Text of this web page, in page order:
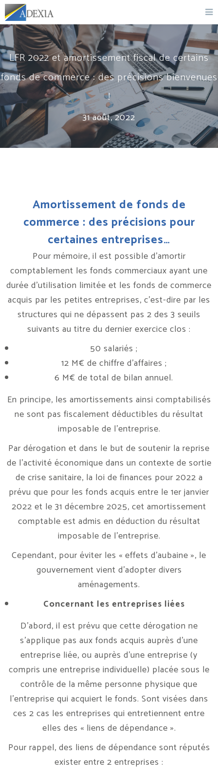
LFR 2022 et amortissement fiscal de certains
fonds de commerce : des précisions bienvenues
!
31 août, 2022
Amortissement de fonds de
commerce : des précisions pour
certaines entreprises…
Pour mémoire, il est possible d’amortir
comptablement les fonds commerciaux ayant une
durée d’utilisation limitée et les fonds de commerce
acquis par les petites entreprises, c’est-dire par les
structures qui ne dépassent pas 2 des 3 seuils
suivants au titre du dernier exercice clos :
50 salariés ;
12 M€ de chiffre d’affaires ;
6 M€ de total de bilan annuel.
En principe, les amortissements ainsi comptabilisés
ne sont pas fiscalement déductibles du résultat
imposable de l’entreprise.
Par dérogation et dans le but de soutenir la reprise
de l’activité économique dans un contexte de sortie
de crise sanitaire, la loi de finances pour 2022 a
prévu que pour les fonds acquis entre le 1er janvier
2022 et le 31 décembre 2025, cet amortissement
comptable est admis en déduction du résultat
imposable de l’entreprise.
Cependant, pour éviter les « effets d’aubaine », le
gouvernement vient d’adopter divers
aménagements.
Concernant les entreprises liées
D’abord, il est prévu que cette dérogation ne
s’applique pas aux fonds acquis auprès d’une
entreprise liée, ou auprès d’une entreprise (y
compris une entreprise individuelle) placée sous le
contrôle de la même personne physique que
l’entreprise qui acquiert le fonds. Sont visées dans
ces 2 cas les entreprises qui entretiennent entre
elles des « liens de dépendance ».
Pour rappel, des liens de dépendance sont réputés
exister entre 2 entreprises :